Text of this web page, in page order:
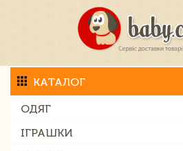
КАТАЛОГ
ОДЯГ
ІГРАШКИ